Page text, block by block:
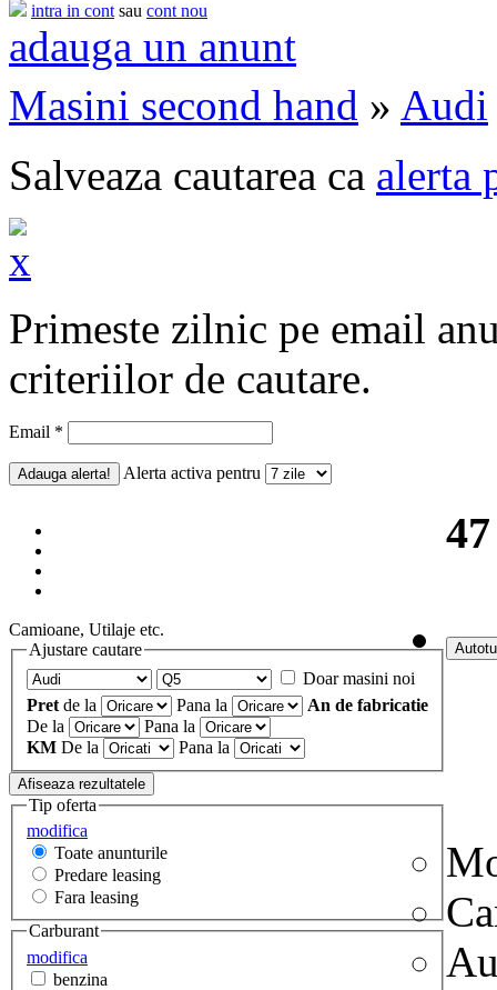
intra in cont sau cont nou
adauga un anunt
Masini second hand » Audi
Salveaza cautarea ca alerta
Primeste zilnic pe email
criteriilor de cautare.
Email *
Alerta activa pentru
Camioane, Utilaje etc.
Ajustare cautare
Doar masini noi
Pret de la Pana la
An de fabricatie
De la
Pana la
KM De la Pana la
modifica
Tip oferta
Toate anunturile
Predare leasing
Fara leasing
modifica
Carburant
benzina